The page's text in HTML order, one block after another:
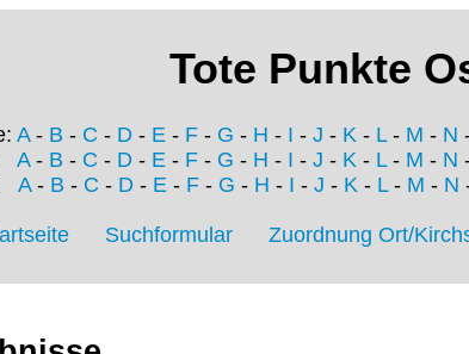
Tote Punkte
A- B - C - D - E - F - G - H - I - J - K - L- M - N
A- B - C - D - E - F - G - H - I - J - K - L- M - N
A- B - C - D- E- F- G - H - I - J - K- L- M - N
Suchformular Zuordnung Ort/